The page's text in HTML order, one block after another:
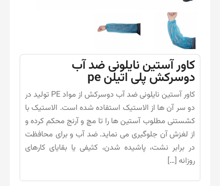
کاور آستین نایلونی ضد آب
دوسرکش پلی اتیلن pe
کاور آستین نایلونی ضد آب دوسرکش از مواد PE تولید در
دو سر آن ها از الاستیک استفاده شده است. الاستیک با
کشستنی مطلوب آستین ها را تا مچ و آرنج محکم کرده و
از لغزش آن جلوگیری می نماید. ضد آب و برای محافظت
در برابر نشت، پاشیده شدن، کثیفی یا بقایای کارهای
روزانه […]